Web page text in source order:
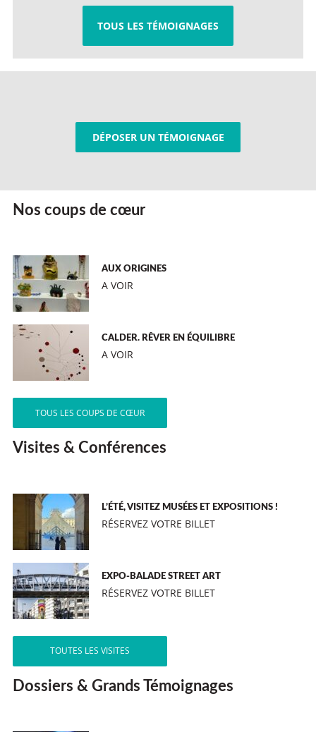
TOUS LES TÉMOIGNAGES
DÉPOSER UN TÉMOIGNAGE
Nos coups de cœur
AUX ORIGINES
A VOIR
CALDER. RÊVER EN ÉQUILIBRE
A VOIR
TOUS LES COUPS DE CŒUR
Visites & Conférences
L’ÉTÉ, VISITEZ MUSÉES ET EXPOSITIONS !
RÉSERVEZ VOTRE BILLET
EXPO-BALADE STREET ART
RÉSERVEZ VOTRE BILLET
TOUTES LES VISITES
Dossiers & Grands Témoignages